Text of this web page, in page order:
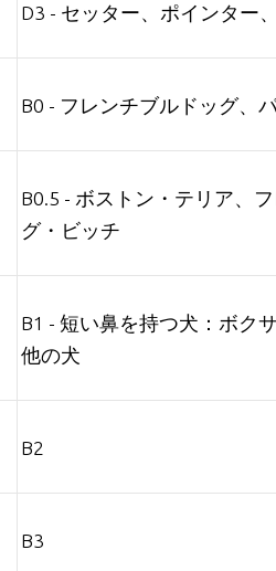
D3 - セッター、ポインター
B0 - フレンチブルドッグ、
B0.5 - ボストン・テリア、
グ・ビッチ
B1 - 短い鼻を持つ犬：ボク
他の犬
B2
B3